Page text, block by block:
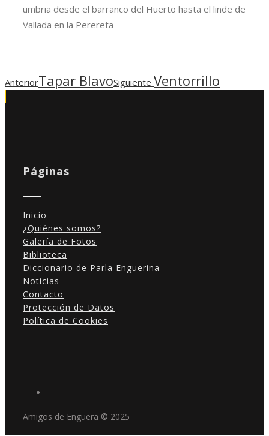
umbria desde el barranco del Huerto hasta el linde de
Vallada en la Perereta
AnteriorTapar BlavoSiguiente Ventorrillo
Páginas
Inicio
¿Quiénes somos?
Galería de Fotos
Biblioteca
Diccionario de Parla Enguerina
Noticias
Contacto
Protección de Datos
Política de Cookies
Amigos de Enguera © 2025